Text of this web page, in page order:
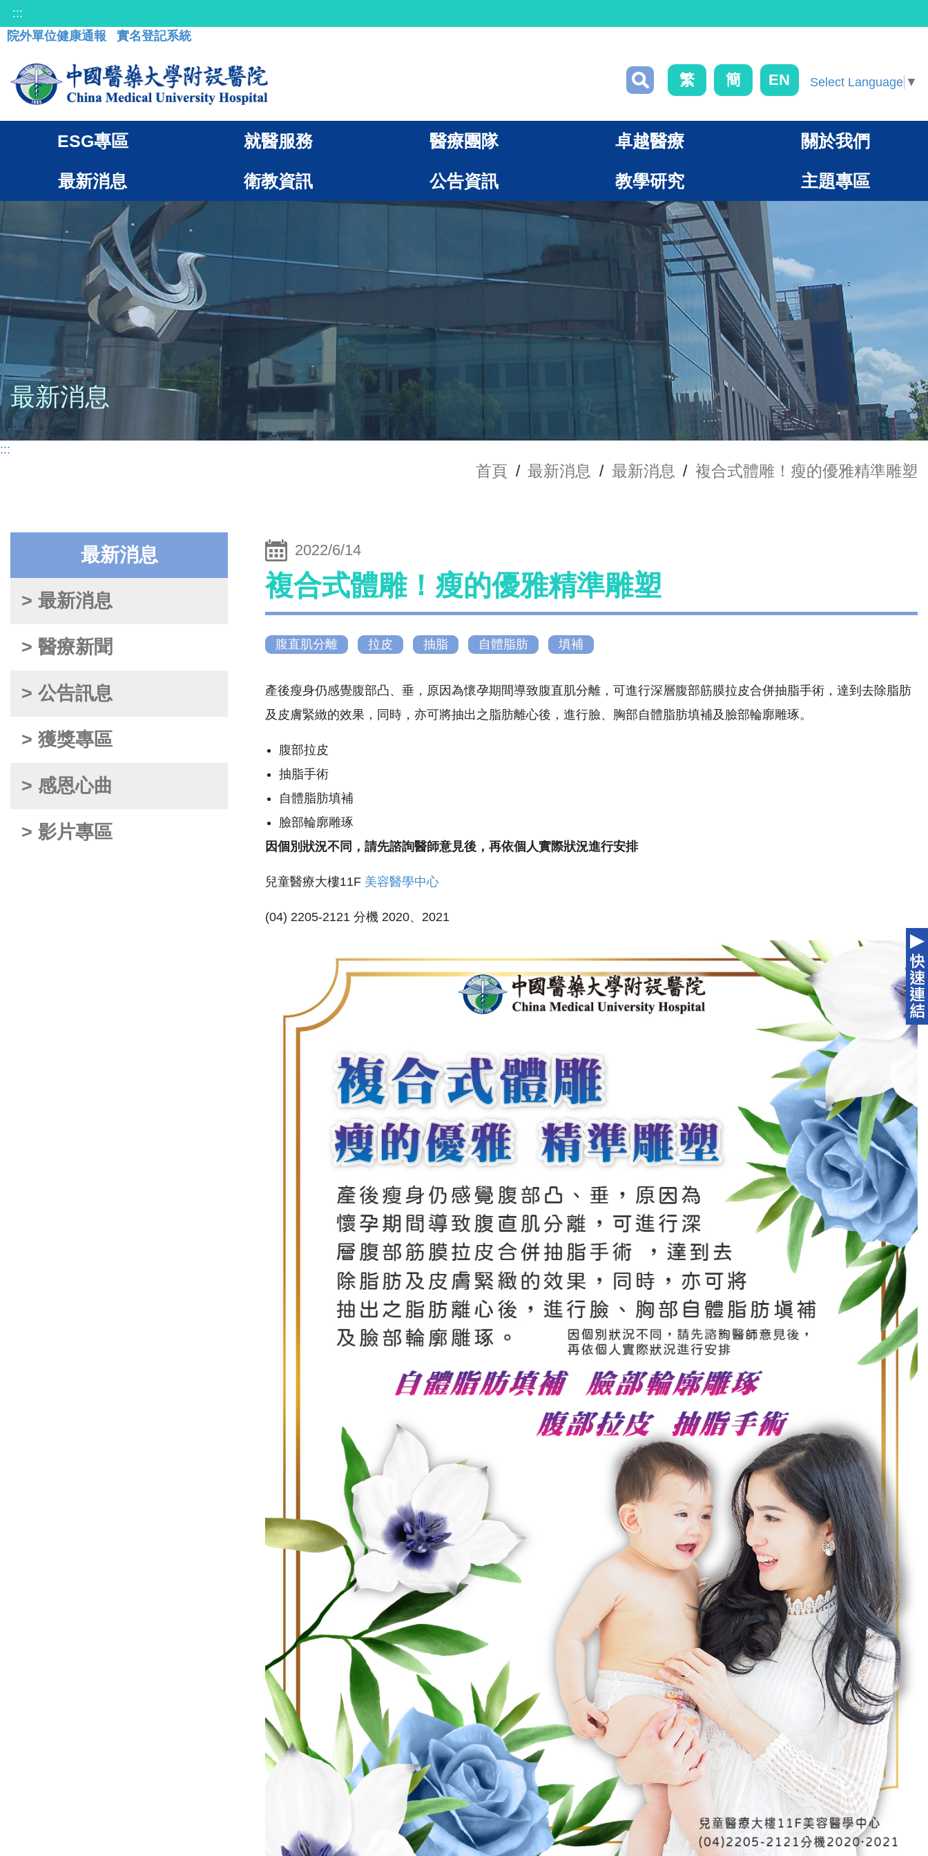
:::
院外單位健康通報
實名登記系統
繁 簡 EN Select Language ▼
ESG專區 就醫服務 醫療團隊 卓越醫療 關於我們
最新消息 衛教資訊 公告資訊 教學研究 主題專區
最新消息
:::
首頁 / 最新消息 / 最新消息 / 複合式體雕！瘦的優雅精準雕塑
最新消息
> 最新消息
> 醫療新聞
> 公告訊息
> 獲獎專區
> 感恩心曲
> 影片專區
2022/6/14
複合式體雕！瘦的優雅精準雕塑
腹直肌分離 拉皮 抽脂 自體脂肪 填補
產後瘦身仍感覺腹部凸、垂，原因為懷孕期間導致腹直肌分離，可進行深層腹部筋膜拉皮合併抽脂手術，達到去除脂肪
及皮膚緊緻的效果，同時，亦可將抽出之脂肪離心後，進行臉、胸部自體脂肪填補及臉部輪廓雕琢。
腹部拉皮
抽脂手術
自體脂肪填補
臉部輪廓雕琢
因個別狀況不同，請先諮詢醫師意見後，再依個人實際狀況進行安排
兒童醫療大樓11F 美容醫學中心
(04) 2205-2121 分機 2020、2021